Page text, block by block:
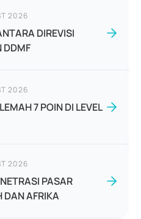
2026
DIREVISI
DDMF
2026
7 POIN DI LEVEL
2026
PASAR
DAN AFRIKA